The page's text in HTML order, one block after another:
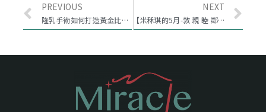
PREVIOUS
隆乳手術如何打造黃金比例完美胸型
NEXT
【米秝琪的5月-敦 親 睦 鄰】